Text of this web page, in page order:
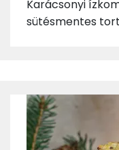
Karácsonyi
sütésmentes